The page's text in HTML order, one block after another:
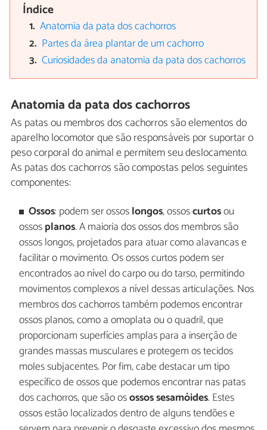
Índice
Anatomia da pata dos cachorros
Partes da área plantar de um cachorro
Curiosidades da anatomia da pata dos cachorros
Anatomia da pata dos cachorros
As patas ou membros dos cachorros são elementos do
aparelho locomotor que são responsáveis por suportar o
peso corporal do animal e permitem seu deslocamento.
As patas dos cachorros são compostas pelos seguintes
componentes:
Ossos: podem ser ossoslongos, ossoscurtosou
ossosplanos. A maioria dos ossos dos membros são
ossos longos, projetados para atuar como alavancas e
facilitar o movimento. Os ossos curtos podem ser
encontrados ao nível do carpo ou do tarso, permitindo
movimentos complexos a nível dessas articulações. Nos
membros dos cachorros também podemos encontrar
ossos planos, como a omoplata ou o quadril, que
proporcionam superfícies amplas para a inserção de
grandes massas musculares e protegem os tecidos
moles subjacentes. Por fim, cabe destacar um tipo
específico de ossos que podemos encontrar nas patas
dos cachorros, que são osossos sesamóides. Estes
ossos estão localizados dentro de alguns tendões e